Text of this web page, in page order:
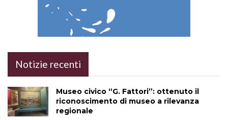
Notizie recenti
Museo civico “G. Fattori”: ottenuto il
riconoscimento di museo a rilevanza
regionale